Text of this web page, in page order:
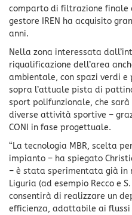
comparto di filtrazione finale
gestore IREN ha acquisito
anni.
Nella zona interessata
riqualificazione dell’area
ambientale, con spazi verdi
sopra l’attuale pista di
sport polifunzionale, che
diverse attività sportive –
CONI in fase progettuale.
“La tecnologia MBR, scelta
impianto – ha spiegato
– è stata sperimentata già
Liguria (ad esempio Recco e
consentirà di realizzare un
efficienza, adattabile ai